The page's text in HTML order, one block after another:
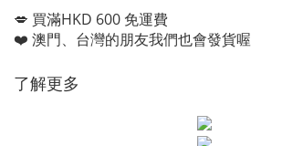
💋 買滿HKD 600 免運費
❤️ 澳門、台灣的朋友我們也會發貨喔
了解更多